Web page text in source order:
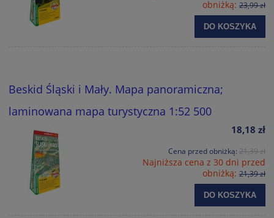
obniżką: 23,99 zł
DO KOSZYKA
Beskid Śląski i Mały. Mapa panoramiczna;
laminowana mapa turystyczna 1:52 500
18,18 zł
Cena przed obniżką: 21,39 zł
Najniższa cena z 30 dni przed
obniżką: 21,39 zł
DO KOSZYKA